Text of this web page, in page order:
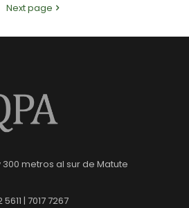
Next page
metros al sur de Matute
| 7017 7267